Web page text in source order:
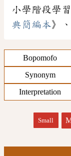
小學階段學
典簡編本》
Bopomofo
Synonym
Interpretation
Small